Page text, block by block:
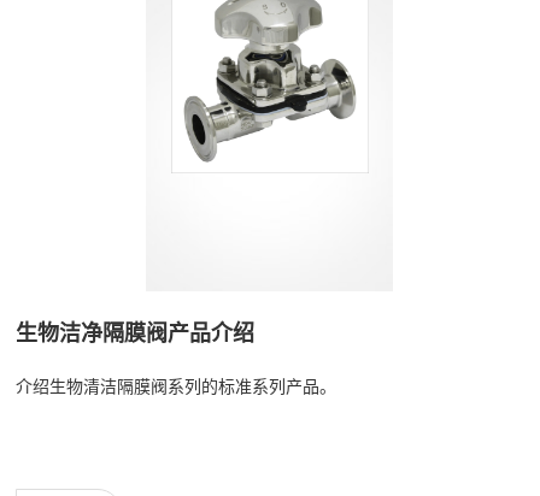
生物洁净隔膜阀产品介绍
介绍生物清洁隔膜阀系列的标准系列产品。